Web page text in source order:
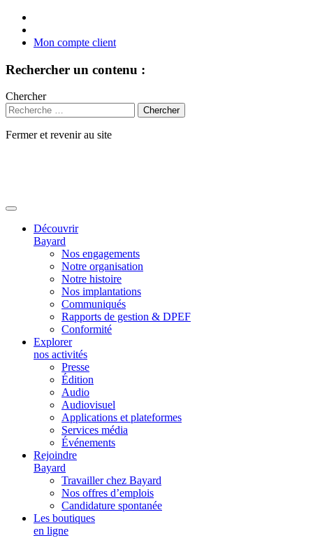
Mon compte client
Rechercher un contenu :
Chercher
Fermer et revenir au site
Découvrir
Bayard
Nos engagements
Notre organisation
Notre histoire
Nos implantations
Communiqués
Rapports de gestion & DPEF
Conformité
Explorer
nos activités
Presse
Édition
Audio
Audiovisuel
Applications et plateformes
Services média
Événements
Rejoindre
Bayard
Travailler chez Bayard
Nos offres d’emplois
Candidature spontanée
Les boutiques
en ligne